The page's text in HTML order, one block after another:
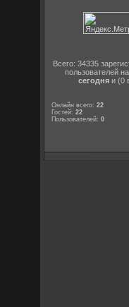
Всего: 34335
пользователей
сегодняи (0
Онлайн всего:22
Гостей:22
Пользователей:0